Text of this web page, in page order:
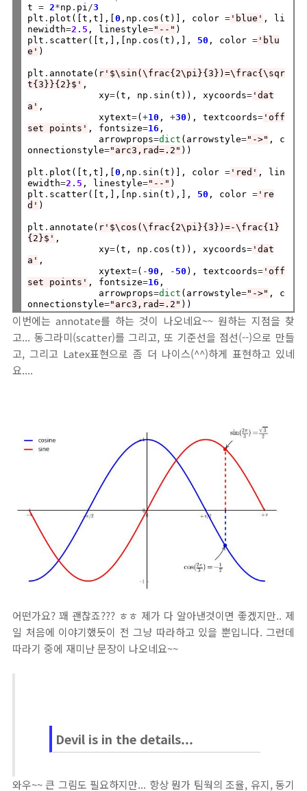
t = 2*np . pi /3
plt . plot([t,t],[0 ,np . cos(t)], color = 'blue' , li
newidth=2.5 , linestyle="--" )
plt . scatter([t,],[np . cos(t),], 50 , color = 'blu
e' )
plt . annotate( r'$\sin(\frac{2\pi}{3})=\frac{\sqr
t{3}}{2}$' ,
             xy
=(t, np . sin(t)), xycoords= 'dat
a' ,
             xytext
=(+10 , +30 ), textcoords= 'off
set points' , fontsize=16 ,
             arrowprops
=dict (arrowstyle="->" , c
onnectionstyle="arc3,rad=.2" ))
plt . plot([t,t],[0 ,np . sin(t)], color = 'red' , lin
ewidth=2.5 , linestyle="--" )
plt . scatter([t,],[np . sin(t),], 50 , color = 're
d' )
plt . annotate( r'$\cos(\frac{2\pi}{3})=-\frac{1}
{2}$' ,
             xy
=(t, np . cos(t)), xycoords= 'dat
a' ,
             xytext
=( -90 , - 50 ), textcoords= 'off
set points' , fontsize=16 ,
             arrowprops
=dict (arrowstyle="->" , c
onnectionstyle="arc3,rad=.2"
이번에는 annotate를 하는 것이 나오네요~~ 원하는 지점을 찾
고... 동그라미(scatter)를 그리고, 또 기준선을 점선(--)으로 만들
고, 그리고 Latex표현으로 좀 더 나이스(^^)하게 표현하고 있네
요....
어떤가요? 꽤 괜찮죠??? ㅎㅎ 제가 다 알아낸것이면 좋겠지만.. 제
일 처음에 이야기했듯이 전 그냥 따라하고 있을 뿐입니다. 그런데
따라기 중에 재미난 문장이 나오네요~~
Devil is in the details...
와우~~ 큰 그림도 필요하지만... 항상 뭔가 팀웍의 조율, 유지, 동기